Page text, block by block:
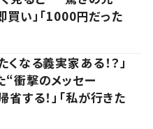
買い」「1000円だった
くなる義実家ある！？」
衝撃のメッセー
する！」「私が行きた